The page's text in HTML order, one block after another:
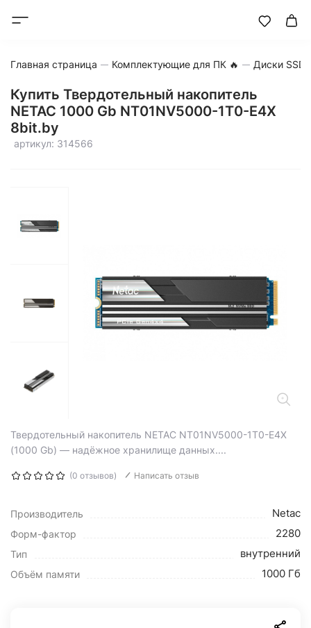
Главная страница Комплектующие для ПК 🔥 Диски SSD
Купить Твердотельный накопитель
NETAC 1000 Gb NT01NV5000-1T0-E4X
8bit.by
артикул: 314566
Твердотельный накопитель NETAC NT01NV5000-1T0-E4X
(1000 Gb) — надёжное хранилище данных....
(0 отзывов) Написать отзыв
Производитель Netac
Форм-фактор 2280
Тип внутренний
Объём памяти 1000 Гб